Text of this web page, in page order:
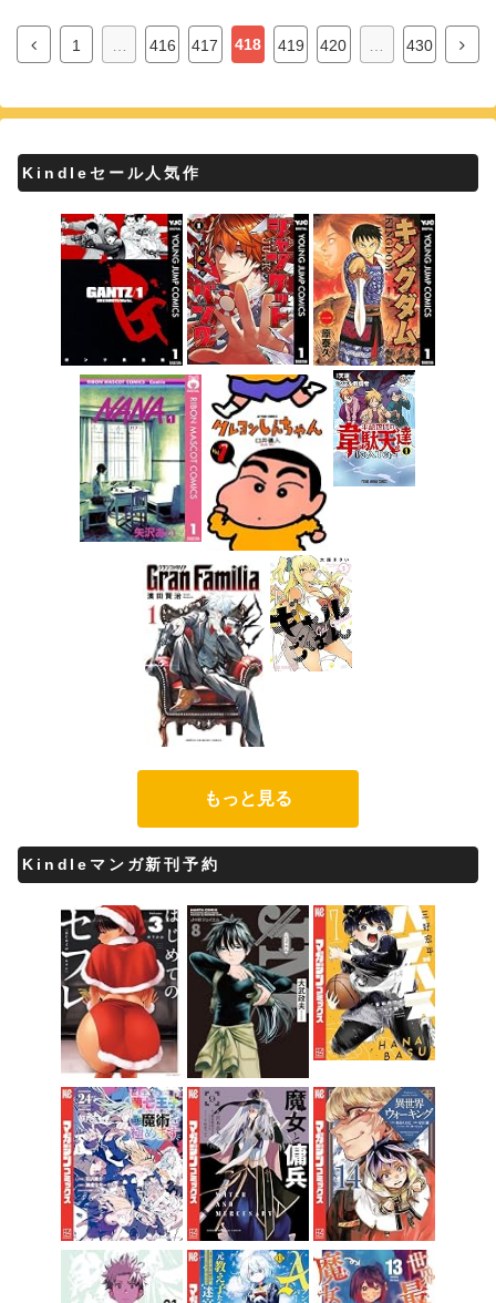
1 … 416 417 418 419 420 … 430
Kindleセール人気作
もっと見る
Kindleマンガ新刊予約